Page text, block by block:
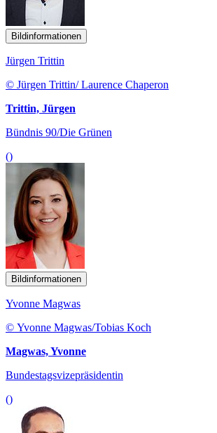
Bildinformationen
Jürgen Trittin
© Jürgen Trittin/ Laurence Chaperon
Trittin, Jürgen
Bündnis 90/Die Grünen
()
Bildinformationen
Yvonne Magwas
© Yvonne Magwas/Tobias Koch
Magwas, Yvonne
Bundestagsvizepräsidentin
()